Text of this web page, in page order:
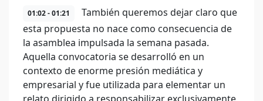
01:02 - 01:21
También queremos dejar claro que
esta propuesta no nace como consecuencia de
la asamblea impulsada la semana pasada.
Aquella convocatoria se desarrolló en un
contexto de enorme presión mediática y
empresarial y fue utilizada para elementar un